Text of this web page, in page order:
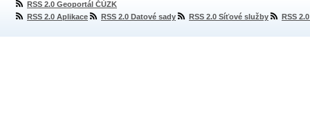
RSS 2.0 Geoportál ČÚZK
RSS 2.0 Aplikace
RSS 2.0 Datové sady RSS 2.0 Síťové služby RSS